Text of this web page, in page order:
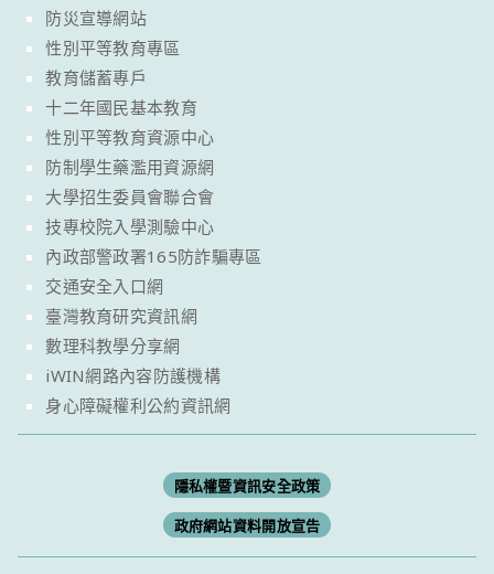
防災宣導網站
性別平等教育專區
教育儲蓄專戶
十二年國民基本教育
性別平等教育資源中心
防制學生藥濫用資源網
大學招生委員會聯合會
技專校院入學測驗中心
內政部警政署165防詐騙專區
交通安全入口網
臺灣教育研究資訊網
數理科教學分享網
iWIN網路內容防護機構
身心障礙權利公約資訊網
隱私權暨資訊安全政策
政府網站資料開放宣告